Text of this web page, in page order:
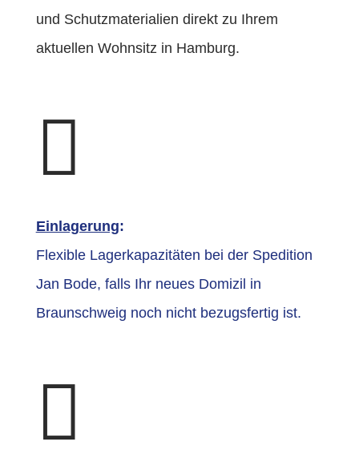
und Schutzmaterialien direkt zu Ihrem
aktuellen Wohnsitz in Hamburg.

Einlagerung:
Flexible Lagerkapazitäten bei der Spedition
Jan Bode, falls Ihr neues Domizil in
Braunschweig noch nicht bezugsfertig ist.
